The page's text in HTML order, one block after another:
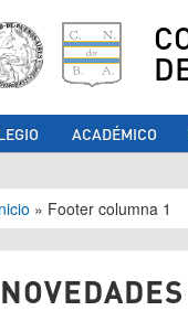
ACADÉMICO
» Footer columna 1
NOVEDADES